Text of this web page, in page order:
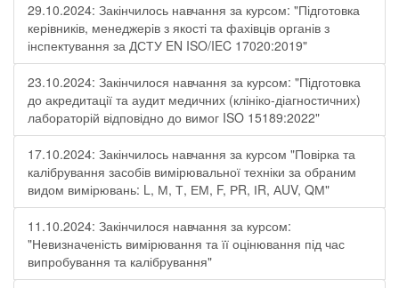
29.10.2024: Закінчилось навчання за курсом: "Підготовка
керівників, менеджерів з якості та фахівців органів з
інспектування за ДСТУ EN ISO/IEC 17020:2019"
23.10.2024: Закінчилося навчання за курсом: "Підготовка
до акредитації та аудит медичних (клініко-діагностичних)
лабораторій відповідно до вимог ISO 15189:2022"
17.10.2024: Закінчилось навчання за курсом "Повірка та
калібрування засобів вимірювальної техніки за обраним
видом вимірювань: L, М, Т, ЕМ, F, РR, ІR, АUV, QМ"
11.10.2024: Закінчилося навчання за курсом:
"Невизначеність вимірювання та її оцінювання під час
випробування та калібрування"